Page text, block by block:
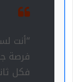
“أنت
فرصة
فكل